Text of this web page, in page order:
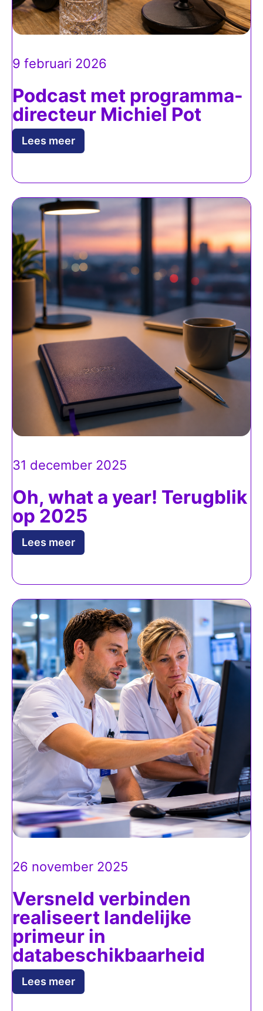
9 februari 2026
Podcast met programma-
directeur Michiel Pot
Lees meer
31 december 2025
Oh, what a year! Terugblik
op 2025
Lees meer
26 november 2025
Versneld verbinden
realiseert landelijke
primeur in
databeschikbaarheid
Lees meer